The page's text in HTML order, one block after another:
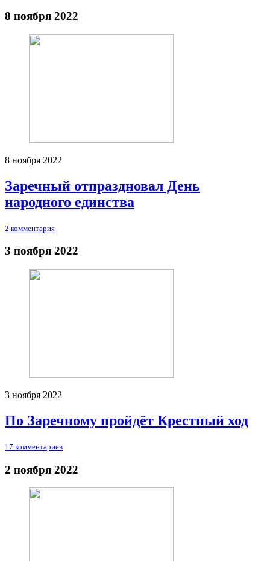
8 ноября 2022
8 ноября 2022
Заречный отпраздновал День
народного единства
2 комментария
3 ноября 2022
3 ноября 2022
По Заречному пройдёт Крестный ход
17 комментариев
2 ноября 2022